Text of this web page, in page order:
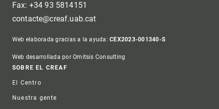
Fax: +34 93 5814151
contacte@creaf.uab.cat
Web elaborada gracias a la ayuda:CEX2023-001340-S
Web desarrollada por Omitsis Consulting
Footer
SOBRE EL CREAF
El Centro
Nuestra gente